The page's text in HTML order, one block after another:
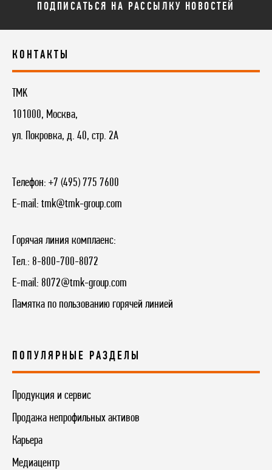
ПОДПИСАТЬСЯ НА РАССЫЛКУ НОВОСТЕЙ
КОНТАКТЫ
TMK
101000, Москва,
ул. Покровка, д. 40, стр. 2А
Телефон: +7 (495) 775 7600
E-mail: tmk@tmk-group.com
Горячая линия комплаенс:
Тел.: 8-800-700-8072
E-mail: 8072@tmk-group.com
Памятка по пользованию горячей линией
ПОПУЛЯРНЫЕ РАЗДЕЛЫ
Продукция и сервис
Продажа непрофильных активов
Карьера
Медиацентр